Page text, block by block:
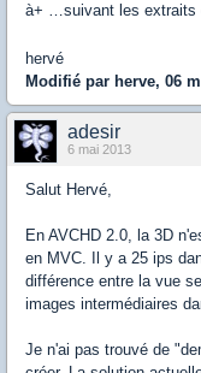
à+ …suivant les extraits
hervé
Modifié par herve, 06
adesir
6 mai 2013
Salut Hervé,
En AVCHD 2.0, la 3D
en MVC. Il y a 25 ips
différence entre la vue
images intermédiaires
Je n'ai pas trouvé de